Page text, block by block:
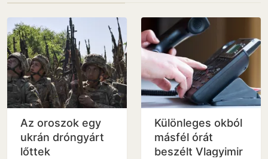
Az oroszok egy
ukrán dróngyárt
lőttek
Különleges okból
másfél órát
beszélt Vlagyimir